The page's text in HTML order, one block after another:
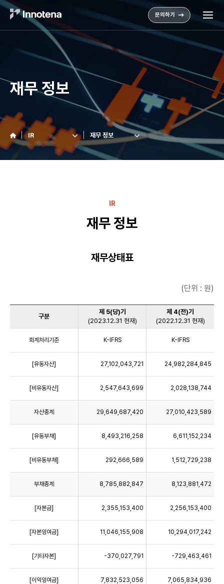
문의하기
재무 정보
IR 재무 정보
IR
재무 정보
재무상태표
(단위 : 원)
구분
제 5(당)기
(2023.12.31 현재)
제 4(전)기
(2022.12.31 현재)
회계처리기준 K-IFRS K-IFRS
[유동자산] 27,102,043,721 24,982,284,845
[비유동자산] 2,547,643,699 2,028,138,744
자산총계 29,649,687,420 27,010,423,589
[유동부채] 8,493,216,258 6,611,152,234
[비유동부채] 292,666,589 1,512,729,238
부채총계 8,785,882,847 8,123,881,472
[자본금] 2,355,153,400 2,256,153,400
[자본잉여금] 11,046,155,908 10,294,017,242
[기타자본] -370,027,791 -729,463,461
[이익잉여금] 7,832,523,056 7,065,834,936